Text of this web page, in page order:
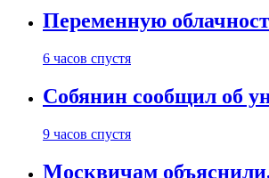
Переменную
6 часов спустя
Собянин сообщил об
9 часов спустя
Москвичам